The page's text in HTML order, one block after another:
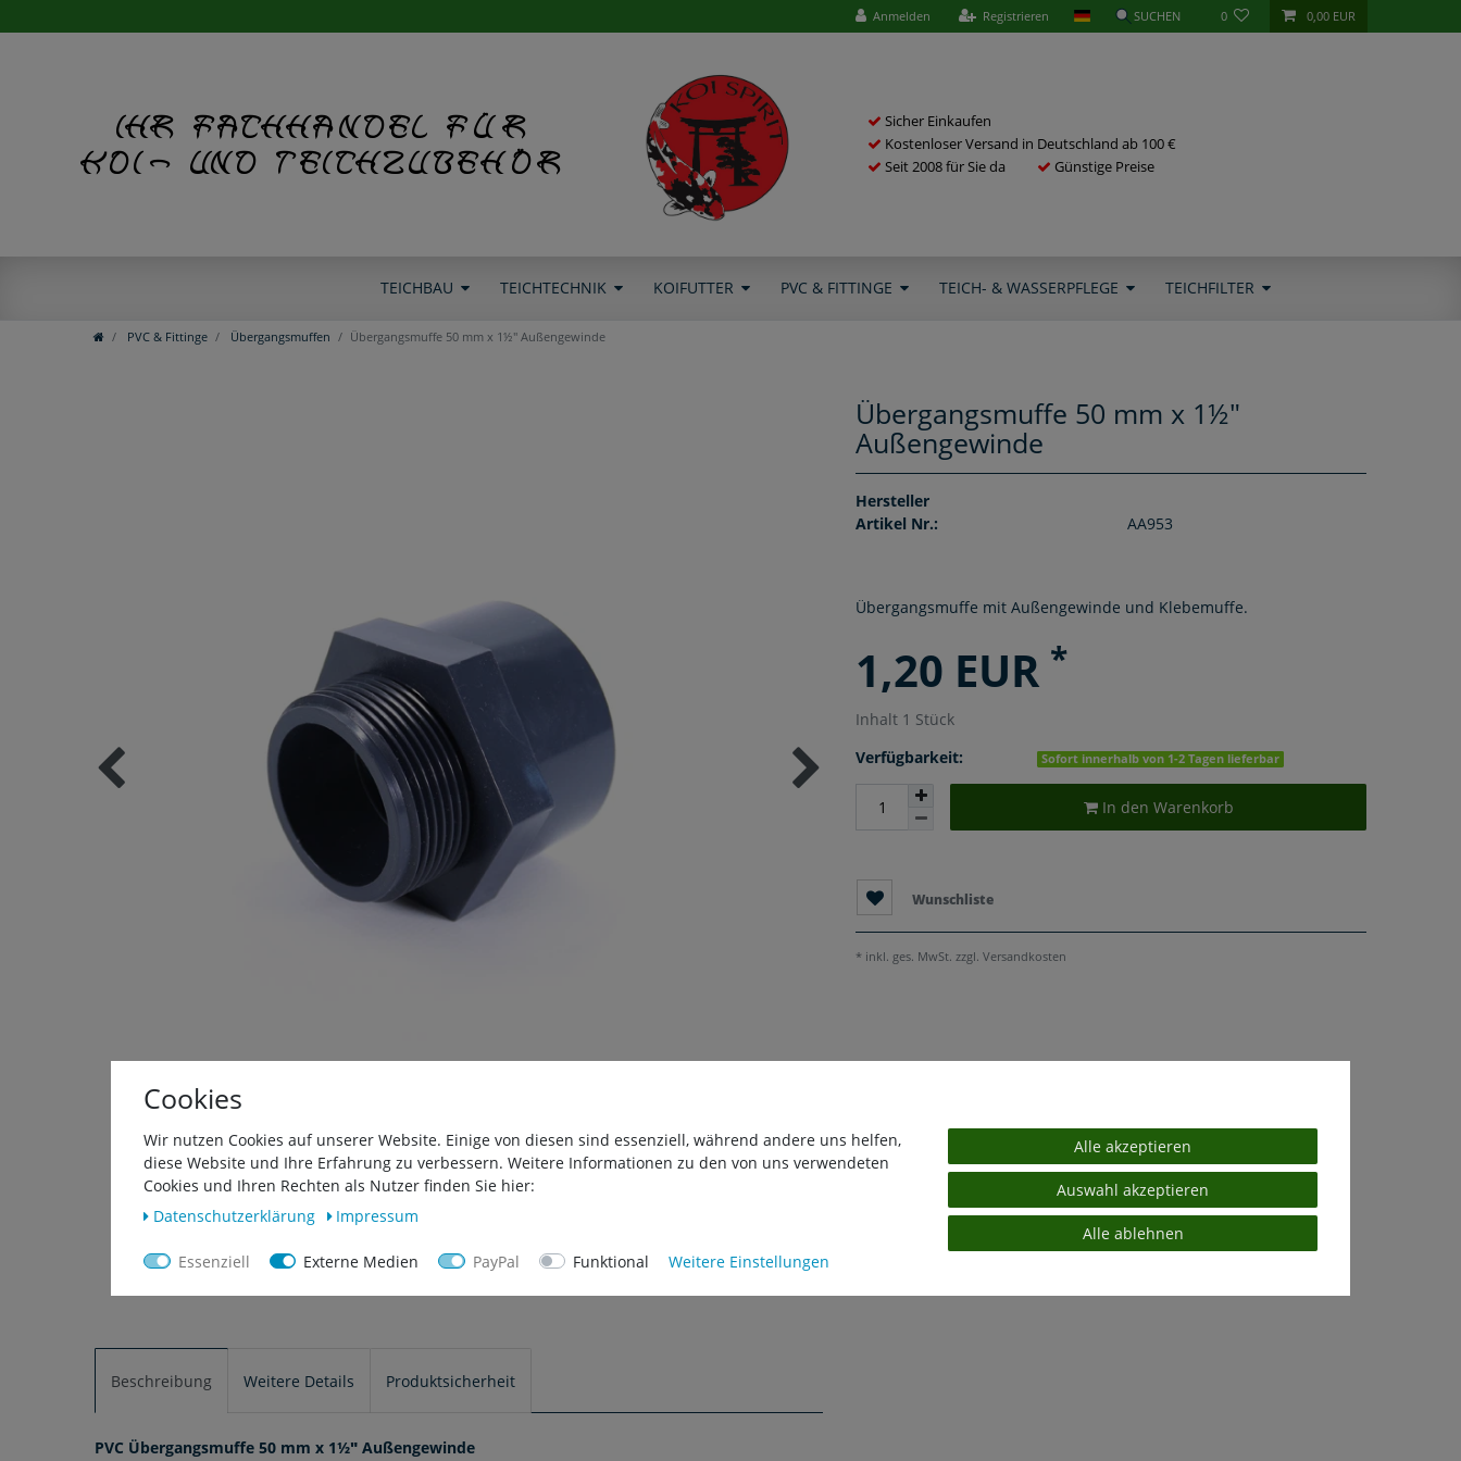
Anmelden Registrieren 0 0,00 EUR
Ihr Fachhandel für
Koi- und Teichzubehör
Sicher Einkaufen
Kostenloser Versand in Deutschland ab 100 €
Seit 2008 für Sie da
Günstige Preise
TEICHBAU TEICHTECHNIK KOIFUTTER PVC & FITTINGE TEICH- & WASSERPFLEGE TEICHFILTER
PVC & Fittinge Übergangsmuffen Übergangsmuffe 50 mm x 1½" Außengewinde
Übergangsmuffe 50 mm x 1½"
Außengewinde
Hersteller
Artikel Nr.:
AA953
Übergangsmuffe mit Außengewinde und Klebemuffe.
1,20 EUR *
Inhalt 1 Stück
Verfügbarkeit:
Sofort innerhalb von 1-2 Tagen lieferbar
In den Warenkorb
Wunschliste
* inkl. ges. MwSt. zzgl. Versandkosten
Beschreibung Weitere Details Produktsicherheit
PVC Übergangsmuffe 50 mm x 1½" Außengewinde
Cookies
Wir nutzen Cookies auf unserer Website. Einige von diesen sind essenziell, während andere uns helfen,
diese Website und Ihre Erfahrung zu verbessern. Weitere Informationen zu den von uns verwendeten
Cookies und Ihren Rechten als Nutzer finden Sie hier:
Daten­schutz­erklärung
Impressum
Essenziell Externe Medien PayPal Funktional Weitere Einstellungen
Alle akzeptieren
Auswahl akzeptieren
Alle ablehnen